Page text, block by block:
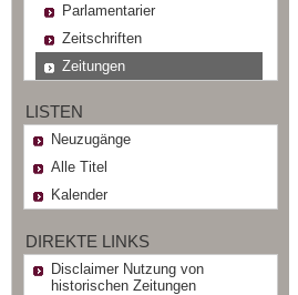
Parlamentarier
Zeitschriften
Zeitungen
LISTEN
Neuzugänge
Alle Titel
Kalender
DIREKTE LINKS
Disclaimer Nutzung von
historischen Zeitungen